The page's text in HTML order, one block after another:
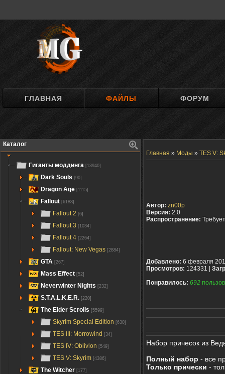
ГЛАВНАЯ ФАЙЛЫ ФОРУМ
Каталог
Гиганты моддинга [13940]
Dark Souls [90]
Dragon Age [1115]
Fallout [6188]
Fallout 2 [6]
Fallout 3 [1034]
Fallout 4 [2264]
Fallout: New Vegas [2884]
GTA [267]
Mass Effect [52]
Neverwinter Nights [232]
S.T.A.L.K.E.R. [220]
The Elder Scrolls [5599]
Skyrim Special Edition [630]
TES III: Morrowind [34]
TES IV: Oblivion [549]
TES V: Skyrim [4386]
The Witcher [177]
Главная » Моды » TES V:
Автор: zn00p
Версия: 2.0
Распространение:
Добавлено: 6 февраля
Просмотров: 124331 |
Понравилось: 692
Набор причесок из
Полный набор - все
Только прически -